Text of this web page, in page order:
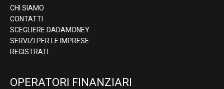
CHI SIAMO
CONTATTI
SCEGLIERE DADAMONEY
SERVIZI PER LE IMPRESE
REGISTRATI
OPERATORI FINANZIARI